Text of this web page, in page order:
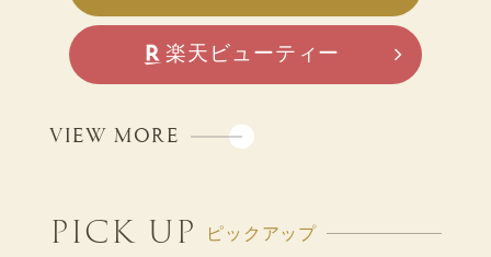
楽天ビューティー
VIEW MORE
PICK UP ピックアップ